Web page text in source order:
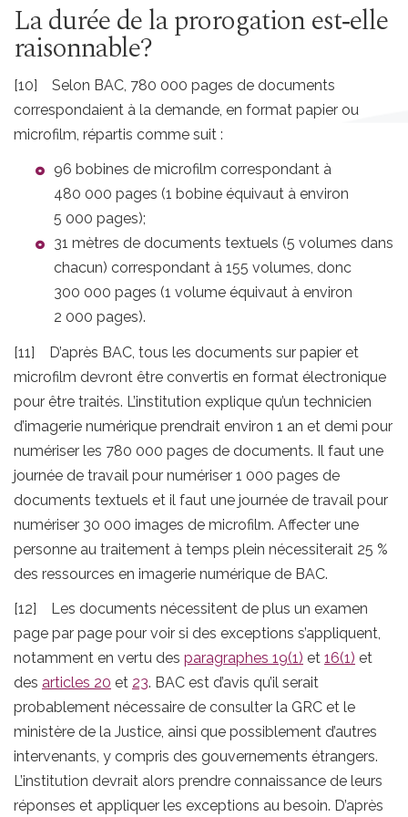
La durée de la prorogation est‑elle
raisonnable?
[10] Selon BAC, 780 000 pages de documents
correspondaient à la demande, en format papier ou
microfilm, répartis comme suit :
96 bobines de microfilm correspondant à
480 000 pages (1 bobine équivaut à environ
5 000 pages);
31 mètres de documents textuels (5 volumes dans
chacun) correspondant à 155 volumes, donc
300 000 pages (1 volume équivaut à environ
2 000 pages).
[11] D’après BAC, tous les documents sur papier et
microfilm devront être convertis en format électronique
pour être traités. L’institution explique qu’un technicien
d’imagerie numérique prendrait environ 1 an et demi pour
numériser les 780 000 pages de documents. Il faut une
journée de travail pour numériser 1 000 pages de
documents textuels et il faut une journée de travail pour
numériser 30 000 images de microfilm. Affecter une
personne au traitement à temps plein nécessiterait 25 %
des ressources en imagerie numérique de BAC.
[12] Les documents nécessitent de plus un examen
page par page pour voir si des exceptions s’appliquent,
notamment en vertu des paragraphes 19(1) et 16(1) et
des articles 20 et 23. BAC est d’avis qu’il serait
probablement nécessaire de consulter la GRC et le
ministère de la Justice, ainsi que possiblement d’autres
intervenants, y compris des gouvernements étrangers.
L’institution devrait alors prendre connaissance de leurs
réponses et appliquer les exceptions au besoin. D’après